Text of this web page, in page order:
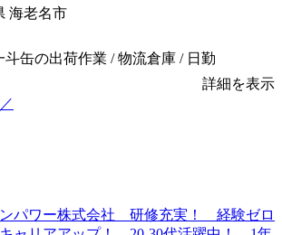
海老名市
斗缶の出荷作業 / 物流倉庫 / 日勤
詳細を表示